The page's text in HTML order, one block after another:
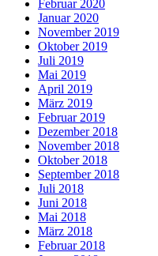
Februar 2020
Januar 2020
November 2019
Oktober 2019
Juli 2019
Mai 2019
April 2019
März 2019
Februar 2019
Dezember 2018
November 2018
Oktober 2018
September 2018
Juli 2018
Juni 2018
Mai 2018
März 2018
Februar 2018